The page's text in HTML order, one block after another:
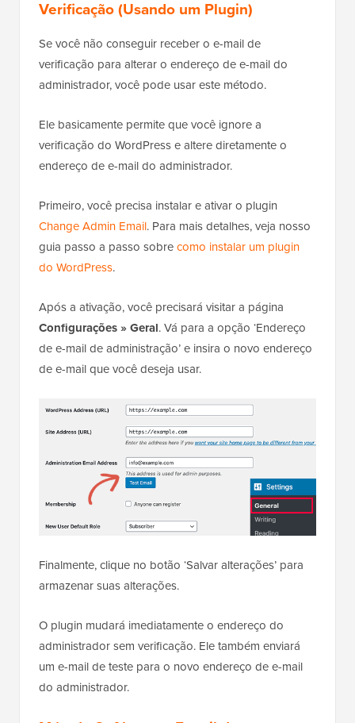
Verificação (Usando um Plugin)
Se você não conseguir receber o e-mail de
verificação para alterar o endereço de e-mail do
administrador, você pode usar este método.
Ele basicamente permite que você ignore a
verificação do WordPress e altere diretamente o
endereço de e-mail do administrador.
Primeiro, você precisa instalar e ativar o plugin
Change Admin Email. Para mais detalhes, veja nosso
guia passo a passo sobrecomo instalar um plugin
do WordPress.
Após a ativação, você precisará visitar a página
Configurações » Geral. Vá para a opção ‘Endereço
de e-mail de administração’ e insira o novo endereço
de e-mail que você deseja usar.
Finalmente, clique no botão ‘Salvar alterações’ para
armazenar suas alterações.
O plugin mudará imediatamente o endereço do
administrador sem verificação. Ele também enviará
um e-mail de teste para o novo endereço de e-mail
do administrador.